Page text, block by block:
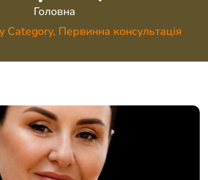
Головна
Category, Первинна консультація